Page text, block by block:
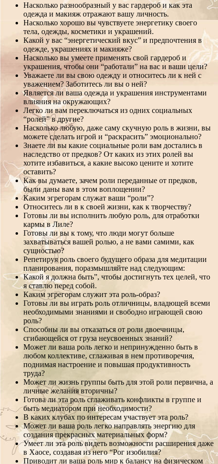
Насколько разнообразный у вас гардероб и как эта
одежда и макияж отражают вашу личность.
Насколько хорошо вы чувствуете энергетику своего
тела, одежды, косметики и украшений.
Какой у вас “энергетический вкус” и предпочтения в
одежде, украшениях и макияже?
Насколько вы умеете применять свой гардероб и
украшения, чтобы они “работали” на вас и ваши цели?
Уважаете ли вы свою одежду и относитесь ли к ней с
уважением? Заботитесь ли вы о ней?
Является ли ваша одежда и украшения инструментами
влияния на окружающих?
Легко ли вам переключаться из одних социальных
“ролей” в другие?
Насколько любую, даже саму скучную роль в жизни, вы
можете сделать игрой и “раскрасить” эмоционально?
Знаете ли вы какие социальные роли вам достались в
наследство от предков? От каких из этих ролей вы
хотите избавиться, а какие высоко цените и хотите
оставить?
Как вы думаете, зачем роли переданные от предков,
были даны вам в этом воплощении?
Каким эгрегорам служат ваши “роли”?
Относитесь ли в к своей жизни, как к творчеству?
Готовы ли вы исполнить любую роль, для отработки
кармы в Лиле?
Готовы ли вы к тому, что люди могут больше
захватываться вашей ролью, а не вами самими, как
сущностью?
Репетируя роль своего будущего образа для медитации
планирования, поразмышляйте над следующим:
Какой я должна быть”, чтобы достигнуть тех целей, что
я ставлю перед собой.
Каким эгрегорам служит эта роль-образ?
Готовы ли вы играть роль отличницы, владющей всеми
необходимыми знаниями и свободно играющей свою
роль?
Способны ли вы отказаться от роли двоечницы,
сгибающейся от груза неусвоенных знаний?
Может ли ваша роль легко и непринужденно быть в
любом коллективе, сглаживая в нем противоречия,
поднимая настроение и повышая продуктивность
труда?
Может ли жизнь группы быть для этой роли первична, а
личные желания вторичны?
Готова ли эта роль сглаживать конфликты в группе и
быть медиатором при необходимости?
В каких клубах по интересам участвует эта роль?
Может ли ваша роль легко направлять энергию для
создания прекрасных материальных форм?
Умеет ли эта роль видеть возможности расширения даже
в Хаосе, создавая из него “Рог изобилия?
Приводит ли ваша роль мир к балансу на физическом